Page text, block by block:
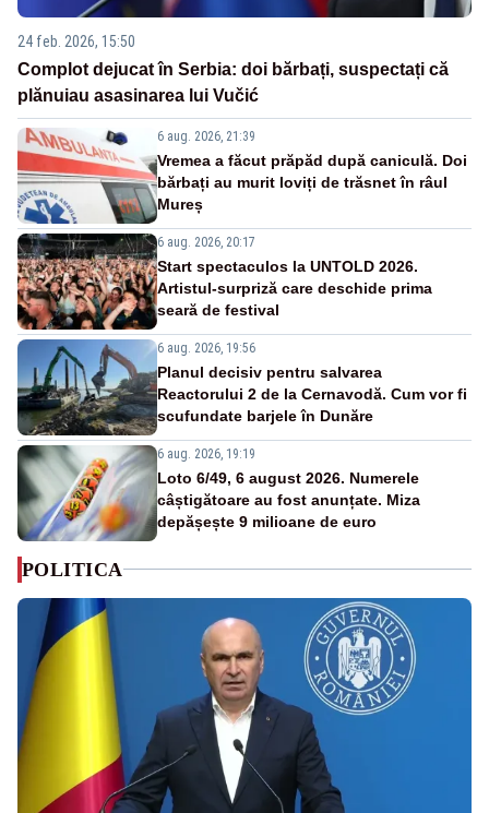
24 feb. 2026, 15:50
Complot dejucat în Serbia: doi bărbați, suspectați că
plănuiau asasinarea lui Vučić
6 aug. 2026, 21:39
Vremea a făcut prăpăd după caniculă. Doi
bărbați au murit loviți de trăsnet în râul
Mureș
6 aug. 2026, 20:17
Start spectaculos la UNTOLD 2026.
Artistul-surpriză care deschide prima
seară de festival
6 aug. 2026, 19:56
Planul decisiv pentru salvarea
Reactorului 2 de la Cernavodă. Cum vor fi
scufundate barjele în Dunăre
6 aug. 2026, 19:19
Loto 6/49, 6 august 2026. Numerele
câștigătoare au fost anunțate. Miza
depășește 9 milioane de euro
POLITICA